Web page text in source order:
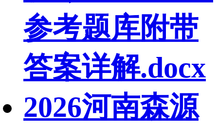
参考题库附带
答案详解.docx
2026河南森源